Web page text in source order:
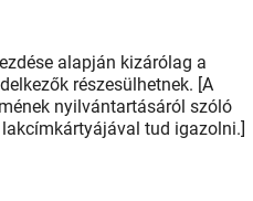
alapján kizárólag a
részesülhetnek. [A
nyilvántartásáról szóló
tud igazolni.]